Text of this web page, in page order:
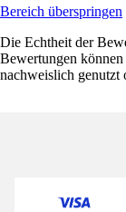
Bereich überspringen
Die Echtheit der
Bewertungen
nachweislich genutzt